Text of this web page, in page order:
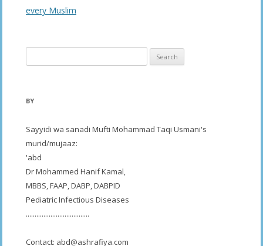
navigation
every Muslim
for:
BY
Sayyidi wa sanadi Mufti Mohammad Taqi Usmani's
murid/mujaaz:
'abd
Dr Mohammed Hanif Kamal,
MBBS, FAAP, DABP, DABPID
Pediatric Infectious Diseases
....................................
Contact: abd@ashrafiya.com